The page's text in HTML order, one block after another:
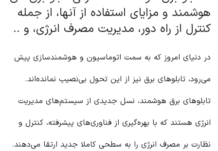
هوشمند و مزایای استفاده از آنها، از جمله
کنترل از راه دور، مدیریت مصرف انرژی، و ..
در دنیای امروز که به سمت اتوماسیون و هوشمندسازی پیش
می‌رود، تابلوهای برق نیز از این تحول بی‌نصیب نمانده‌اند.
تابلوهای برق هوشمند، نسل جدیدی از سیستم‌های مدیریت
انرژی هستند که با بهره‌گیری از فناوری‌های پیشرفته، کنترل و
نظارت بر مصرف انرژی را به سطحی کاملا جدید ارتقا می‌دهند.